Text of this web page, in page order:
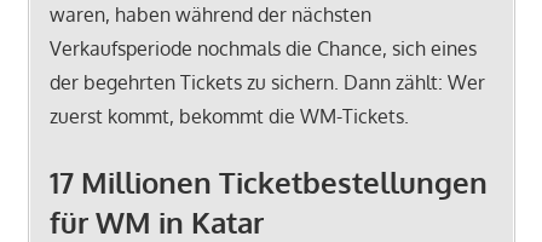
waren, haben während der nächsten
Verkaufsperiode nochmals die Chance, sich eines
der begehrten Tickets zu sichern. Dann zählt: Wer
zuerst kommt, bekommt die WM-Tickets.
17 Millionen Ticketbestellungen
für WM in Katar